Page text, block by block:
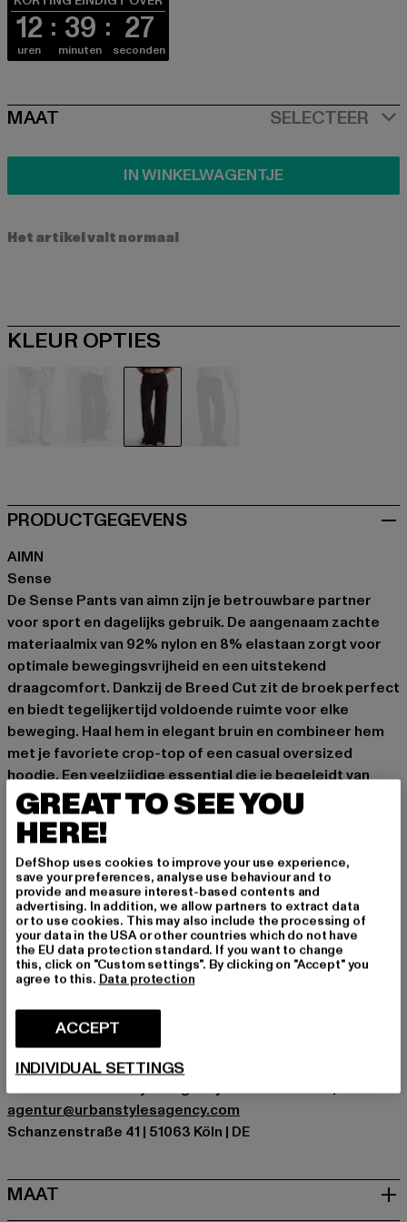
12
uren
39
minuten
26
seconden
SIZE
MAAT SELECTEER
IN WINKELWAGENTJE
Het artikel valt normaal
KLEUR OPTIES
PRODUCTGEGEVENS
AIMN
Sense
De Sense Pants van aimn zijn je betrouwbare partner
voor sport en dagelijks gebruik. De aangenaam zachte
materiaalmix van 92% nylon en 8% elastaan zorgt voor
optimale bewegingsvrijheid en een uitstekend
draagcomfort. Dankzij de Breed Cut zit de broek perfect
en biedt tegelijkertijd voldoende ruimte voor elke
beweging. Haal hem in elegant bruin en combineer hem
met je favoriete crop-top of een casual oversized
hoodie. Een veelzijdige essential die je begeleidt van
gymsessies tot stedentrips.
Gelegenheid: Alledaags, Comfortabel, Chillen, Sportief,
Vrije tijd
Soorten sluitingen: Elastische band
Details: Merklogo, Steekzak
Cut: Breed
Merk: aimn
Kategori: Trousers - Sweat
Kleur: braun
Materiële samenstelling: 92% Nylon, 8% Spandex
Art.Nr: 26011185-00893
Fabrikant: Urban Styles Agency GmbH & Co. KG |
agentur@urbanstylesagency.com
Schanzenstraße 41 | 51063 Köln | DE
MAAT
GREAT TO SEE YOU
HERE!
DefShop uses cookies to improve your use experience,
save your preferences, analyse use behaviour and to
provide and measure interest-based contents and
advertising. In addition, we allow partners to extract data
or to use cookies. This may also include the processing of
your data in the USA or other countries which do not have
the EU data protection standard. If you want to change
this, click on "Custom settings". By clicking on "Accept" you
agree to this. Data protection
ACCEPT
INDIVIDUAL SETTINGS